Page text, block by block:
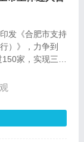
发《合肥市支持
）》，力争到
家，实现三年
经济贡献两项指